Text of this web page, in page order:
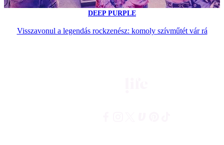
DEEP PURPLE
Visszavonul a legendás rockzenész: komoly szívműtét vár rá